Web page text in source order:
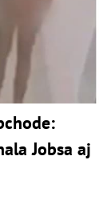
Jobsa aj